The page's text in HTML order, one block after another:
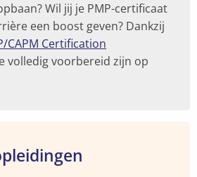
Wil jij je PMP-certificaat
een boost geven? Dankzij
CAPM Certification
volledig voorbereid zijn op